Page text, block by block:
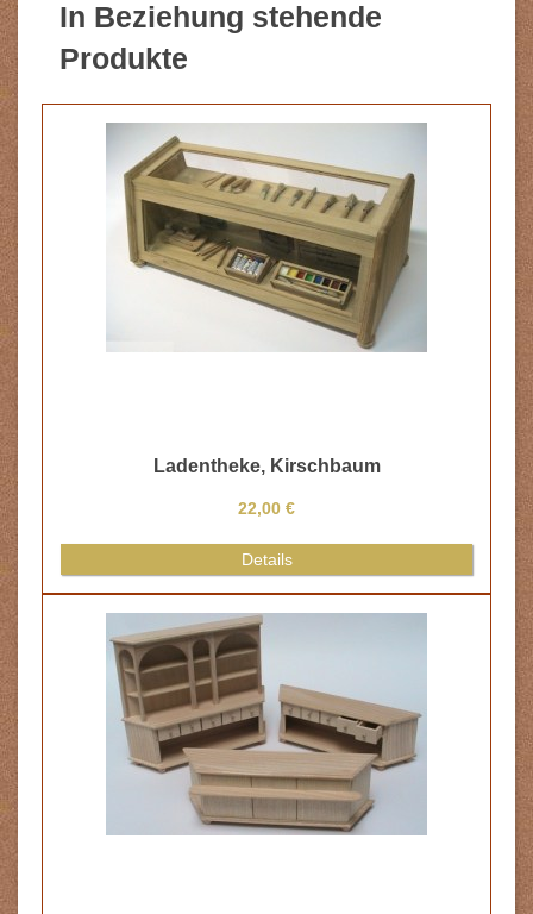
In Beziehung stehende
Produkte
Ladenregal
74,00 €
Details